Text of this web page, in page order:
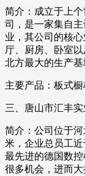
简介：成立于上
司，是一家集自
业，其公司的核
厅、厨房、卧室
北方最大的生产基
主要产品：板式
三、唐山市汇丰
简介：公司位于
米，企业总员工
最先进的德国数
很多机会，进而